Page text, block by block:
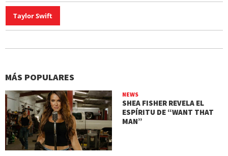
Taylor Swift
MÁS POPULARES
NEWS
SHEA FISHER REVELA EL
ESPÍRITU DE “WANT THAT
MAN”